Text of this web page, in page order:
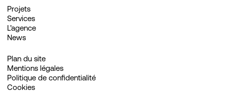
Projets
Services
L’agence
News
Plan du site
Mentions légales
Politique de confidentialité
Cookies